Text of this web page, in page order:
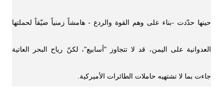
حينها حدّدت -بناء على وهم القوة والردع - هامشاً زمنياً ضيّقاً لحملتها
العدوانية على اليمن، قد لا تتجاوز "أسابيع"، لكنّ رياح البحر العاتية
جاءت بما لا تشتهيه حاملات الطائرات الأميركية.